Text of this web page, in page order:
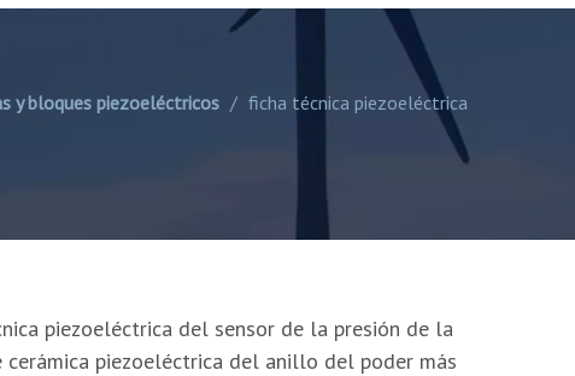
y bloques piezoeléctricos / ficha técnica piezoeléctrica
piezoeléctrica del sensor de la presión de la
cerámica piezoeléctrica del anillo del poder más